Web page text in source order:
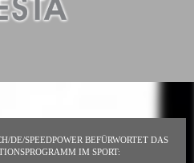
DE/SPEEDPOWER BEFÜRWORTET DAS
IM SPORT: